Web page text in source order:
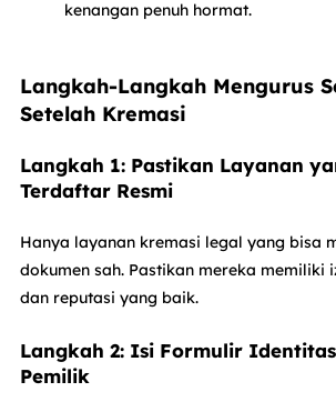
kenangan penuh hormat.
Langkah-Langkah Mengurus
Setelah Kremasi
Langkah 1: Pastikan Layanan
Terdaftar Resmi
Hanya layanan kremasi legal yang bisa
dokumen sah. Pastikan mereka memiliki
dan reputasi yang baik.
Langkah 2: Isi Formulir
Pemilik